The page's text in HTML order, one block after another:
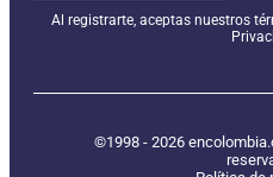
Al registrarte, aceptas nuestros
©1998 - 2026